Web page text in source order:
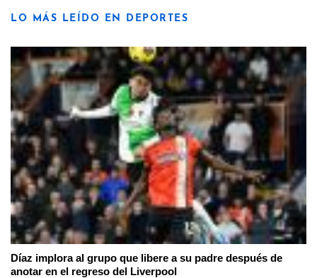
LO MÁS LEÍDO EN DEPORTES
Díaz implora al grupo que libere a su padre después de
anotar en el regreso del Liverpool